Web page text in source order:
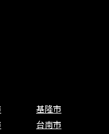
基隆市
台南市